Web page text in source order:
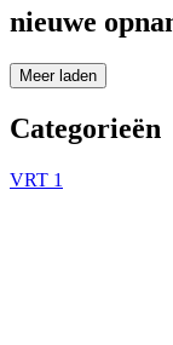
nieuwe
Meer laden
Categorieën
VRT 1